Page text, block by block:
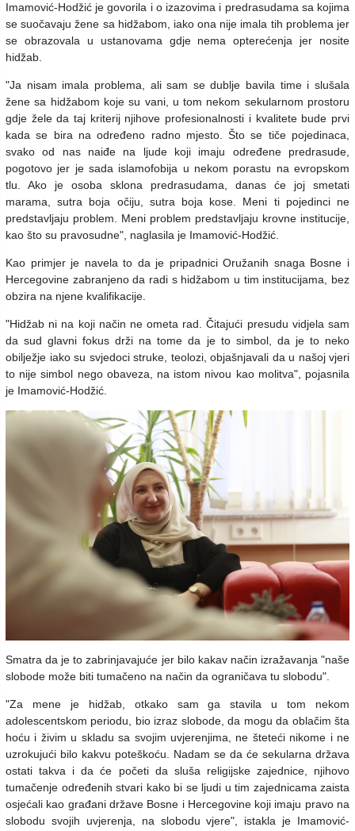
Imamović-Hodžić je govorila i o izazovima i predrasudama sa kojima
se suočavaju žene sa hidžabom, iako ona nije imala tih problema jer
se obrazovala u ustanovama gdje nema opterećenja jer nosite
hidžab.
"Ja nisam imala problema, ali sam se dublje bavila time i slušala
žene sa hidžabom koje su vani, u tom nekom sekularnom prostoru
gdje žele da taj kriterij njihove profesionalnosti i kvalitete bude prvi
kada se bira na određeno radno mjesto. Što se tiče pojedinaca,
svako od nas naiđe na ljude koji imaju određene predrasude,
pogotovo jer je sada islamofobija u nekom porastu na evropskom
tlu. Ako je osoba sklona predrasudama, danas će joj smetati
marama, sutra boja očiju, sutra boja kose. Meni ti pojedinci ne
predstavljaju problem. Meni problem predstavljaju krovne institucije,
kao što su pravosudne", naglasila je Imamović-Hodžić.
Kao primjer je navela to da je pripadnici Oružanih snaga Bosne i
Hercegovine zabranjeno da radi s hidžabom u tim institucijama, bez
obzira na njene kvalifikacije.
"Hidžab ni na koji način ne ometa rad. Čitajući presudu vidjela sam
da sud glavni fokus drži na tome da je to simbol, da je to neko
obilježje iako su svjedoci struke, teolozi, objašnjavali da u našoj vjeri
to nije simbol nego obaveza, na istom nivou kao molitva", pojasnila
je Imamović-Hodžić.
Smatra da je to zabrinjavajuće jer bilo kakav način izražavanja "naše
slobode može biti tumačeno na način da ograničava tu slobodu".
"Za mene je hidžab, otkako sam ga stavila u tom nekom
adolescentskom periodu, bio izraz slobode, da mogu da oblačim šta
hoću i živim u skladu sa svojim uvjerenjima, ne šteteći nikome i ne
uzrokujući bilo kakvu poteškoću. Nadam se da će sekularna država
ostati takva i da će početi da sluša religijske zajednice, njihovo
tumačenje određenih stvari kako bi se ljudi u tim zajednicama zaista
osjećali kao građani države Bosne i Hercegovine koji imaju pravo na
slobodu svojih uvjerenja, na slobodu vjere", istakla je Imamović-